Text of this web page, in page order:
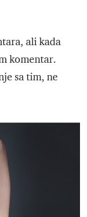
ali kada
komentar.
sa tim, ne